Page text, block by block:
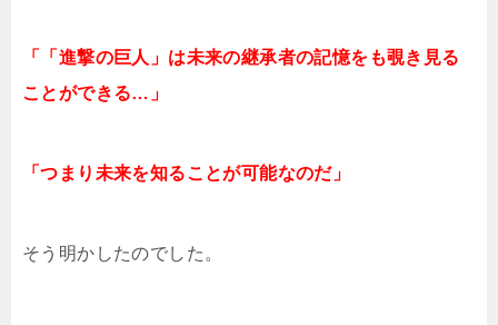
「「進撃の巨人」は未来の継承者の記憶をも覗き見る
ことができる…」
「つまり未来を知ることが可能なのだ」
そう明かしたのでした。